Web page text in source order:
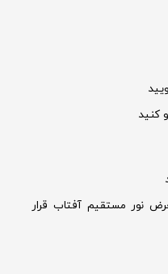
کنید
نور مستقیم آفتاب قرار